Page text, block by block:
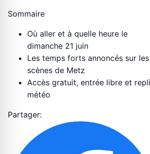
Sommaire
Où aller et à quelle heure le
dimanche 21 juin
Les temps forts annoncés sur les
scènes de Metz
Accès gratuit, entrée libre et repli
météo
Partager: